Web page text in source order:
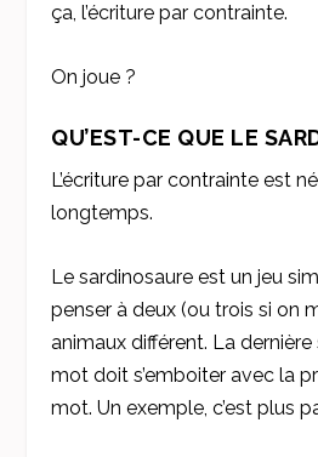
ça, l’écriture par contrainte.
On joue ?
QU’EST-CE QUE LE
L’écriture par contrainte est
longtemps.
Le sardinosaure est un jeu
penser à deux (ou trois si on
animaux différent. La
mot doit s’emboiter avec la
mot. Un exemple, c’est plus